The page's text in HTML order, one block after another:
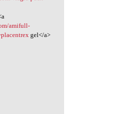
amifull-
gel</a>